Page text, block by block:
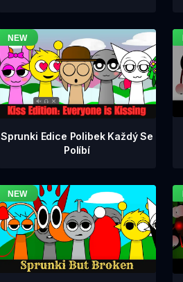
Sprunki Edice Polibek Každý Se
Políbí